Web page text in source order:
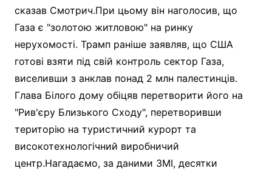
сказав Смотрич.При цьому він наголосив, що
Газа є "золотою житловою" на ринку
нерухомості. Трамп раніше заявляв, що США
готові взяти під свій контроль сектор Газа,
виселивши з анклав понад 2 млн палестинців.
Глава Білого дому обіцяв перетворити його на
"Рив'єру Близького Сходу", перетворивши
територію на туристичний курорт та
високотехнологічний виробничий
центр.Нагадаємо, за даними ЗМІ, десятки